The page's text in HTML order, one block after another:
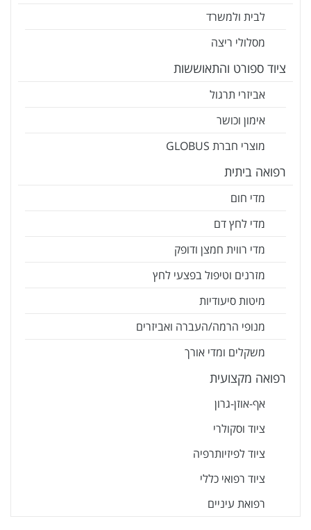
לבית ולמשרד
מסלולי ריצה
ציוד ספורט והתאוששות
אביזרי תרגול
אימון וכושר
מוצרי חברת GLOBUS
רפואה ביתית
מדי חום
מדי לחץ דם
מדי רווית חמצן ודופק
מזרנים וטיפול בפצעי לחץ
מיטות סיעודיות
מנופי הרמה/העברה ואביזרים
משקלים ומדי אורך
רפואה מקצועית
אף-אוזן-גרון
ציוד וסקולרי
ציוד לפיזיותרפיה
ציוד רפואי כללי
רפואת עיניים